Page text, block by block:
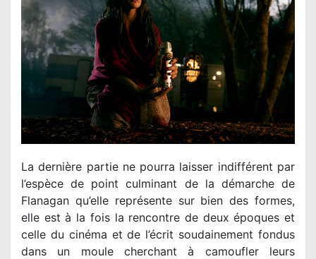
La dernière partie ne pourra laisser indifférent par
l’espèce de point culminant de la démarche de
Flanagan qu’elle représente sur bien des formes,
elle est à la fois la rencontre de deux époques et
celle du cinéma et de l’écrit soudainement fondus
dans un moule cherchant à camoufler leurs